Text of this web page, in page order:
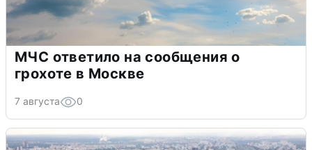
МЧС ответило на сообщения о
грохоте в Москве
7 августа 0